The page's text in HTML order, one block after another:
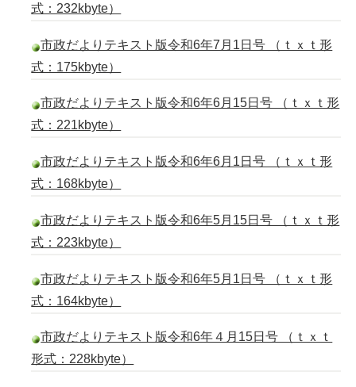
式：232kbyte）
市政だよりテキスト版令和6年7月1日号 （ｔｘｔ形
式：175kbyte）
市政だよりテキスト版令和6年6月15日号 （ｔｘｔ形
式：221kbyte）
市政だよりテキスト版令和6年6月1日号 （ｔｘｔ形
式：168kbyte）
市政だよりテキスト版令和6年5月15日号 （ｔｘｔ形
式：223kbyte）
市政だよりテキスト版令和6年5月1日号 （ｔｘｔ形
式：164kbyte）
市政だよりテキスト版令和6年４月15日号 （ｔｘｔ
形式：228kbyte）